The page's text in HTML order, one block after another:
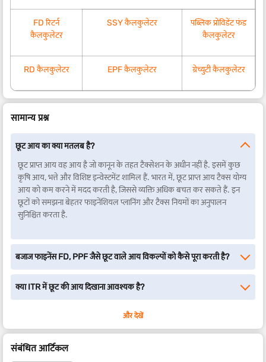
FD रिटर्न
कैलकुलेटर
SSY कैलकुलेटर
पब्लिक प्रोविडेंट फंड
कैलकुलेटर
RD कैलकुलेटर EPF कैलकुलेटर ग्रेच्युटी कैलकुलेटर
सामान्य प्रश्न
छूट आय का क्या मतलब है?
छूट प्राप्त आय वह आय है जो कानून के तहत टैक्सेशन के अधीन नहीं है. इसमें कुछ
कृषि आय, भत्ते और विशिष्ट इन्वेस्टमेंट शामिल हैं. भारत में, छूट प्राप्त आय टैक्स योग्य
आय को कम करने में मदद करती है, जिससे व्यक्ति अधिक बचत कर सकते हैं. इन
छूटों को समझना बेहतर फाइनेंशियल प्लानिंग और टैक्स नियमों का अनुपालन
सुनिश्चित करता है.
बजाज फाइनेंस FD, PPF जैसे छूट वाले आय विकल्पों को कैसे पूरा करती है?
क्या ITR में छूट की आय दिखाना आवश्यक है?
और देखें
संबंधित आर्टिकल